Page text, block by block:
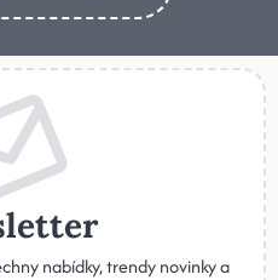
nabídky, trendy novinky a